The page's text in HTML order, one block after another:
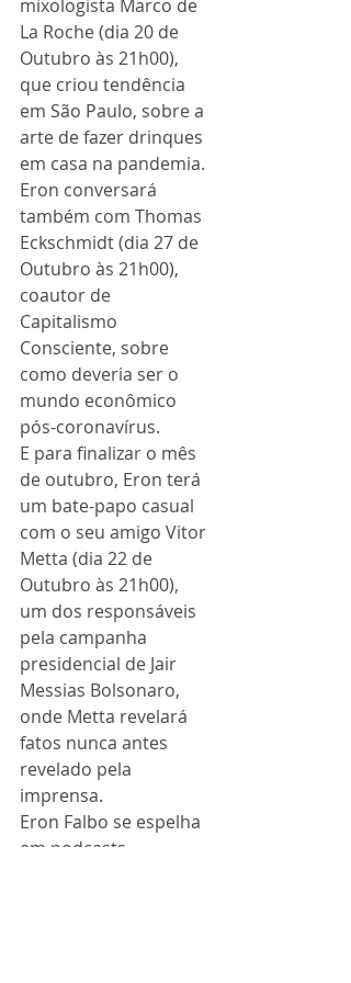
mixologista Marco de
La Roche (dia 20 de
Outubro às 21h00),
que criou tendência
em São Paulo, sobre a
arte de fazer drinques
em casa na pandemia.
Eron conversará
também com Thomas
Eckschmidt (dia 27 de
Outubro às 21h00),
coautor de
Capitalismo
Consciente, sobre
como deveria ser o
mundo econômico
pós-coronavírus.
E para finalizar o mês
de outubro, Eron terá
um bate-papo casual
com o seu amigo Vitor
Metta (dia 22 de
Outubro às 21h00),
um dos responsáveis
pela campanha
presidencial de Jair
Messias Bolsonaro,
onde Metta revelará
fatos nunca antes
revelado pela
imprensa.
Eron Falbo se espelha
em podcasts